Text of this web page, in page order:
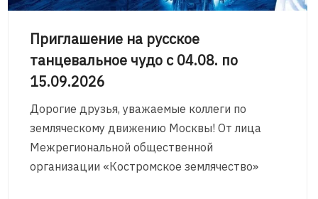
Приглашение на русское
танцевальное чудо с 04.08. по
15.09.2026
Дорогие друзья, уважаемые коллеги по
земляческому движению Москвы! От лица
Межрегиональной общественной
организации «Костромское землячество»